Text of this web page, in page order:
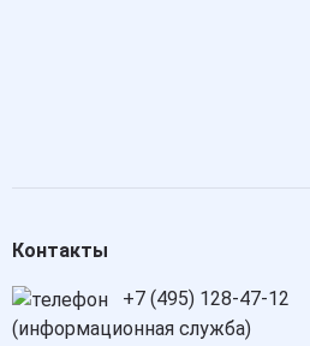
Контакты
+7 (495) 128-47-12
(информационная служба)